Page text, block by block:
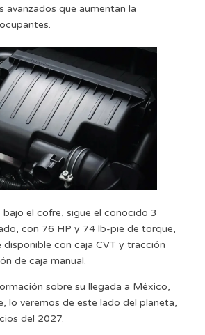
avanzados que aumentan la
el cofre, sigue el conocido 3
con 76 HP y 74 lb-pie de torque,
disponible con caja CVT y tracción
de caja manual.
sobre su llegada a México,
lo veremos de este lado del planeta,
del 2027.